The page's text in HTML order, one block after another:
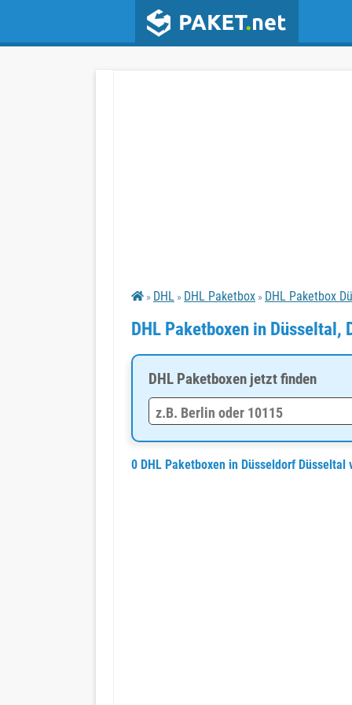
» DHL » DHL Paketbox » DHL Paketbox
DHL Paketboxen in Düsseltal,
DHL Paketboxen jetzt finden
0 DHL Paketboxen in Düsseldorf